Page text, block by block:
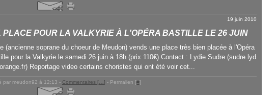
19 juin 2010
PLACE POUR LA VALKYRIE À L'OPÉRA BASTILLE LE 26 JUIN
(ancienne soprane du choeur de Meudon) vends une place très bien placée à l'Opéra
pour la Valkyrie le samedi 26 juin à 18h (prix 110€).Contact : Lydie Sudre (sudre.lyd
Reportage video certains choristes qui ont été voir cet...
par meudon92 à 12:13 - Commentaires [ ] - Permalien [#]